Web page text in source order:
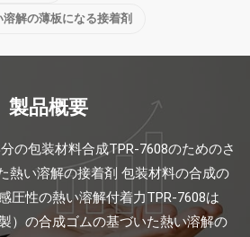
解の薄板になる接着剤
製品概要
の包装材料合成TPR-7608のためのさ
熱い溶解の接着剤 包装材料の合成の
圧性の熱い溶解付着力TPR-7608は
）の合成ゴムの基づいた熱い溶解の